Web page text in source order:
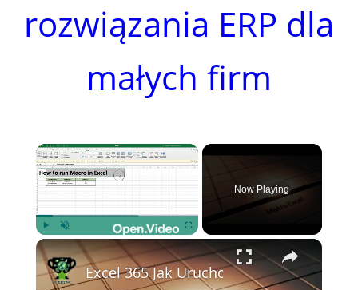
rozwiązania ERP dla
małych firm
×
Play Unmute Fullscreen
Now Playing
×
Excel 365 Jak Uruchomić Makro